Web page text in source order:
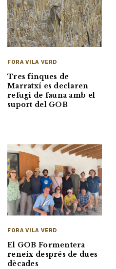
FORA VILA VERD
Tres finques de
Marratxí es declaren
refugi de fauna amb el
suport del GOB
FORA VILA VERD
El GOB Formentera
reneix després de dues
dècades